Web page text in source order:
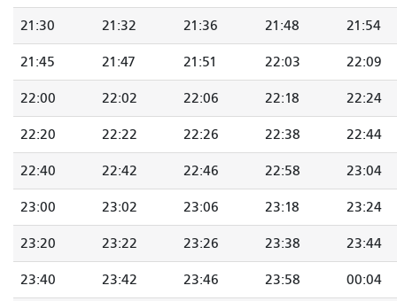
21:30 21:32 21:36 21:48 21:54
21:45 21:47 21:51 22:03 22:09
22:00 22:02 22:06 22:18 22:24
22:20 22:22 22:26 22:38 22:44
22:40 22:42 22:46 22:58 23:04
23:00 23:02 23:06 23:18 23:24
23:20 23:22 23:26 23:38 23:44
23:40 23:42 23:46 23:58 00:04